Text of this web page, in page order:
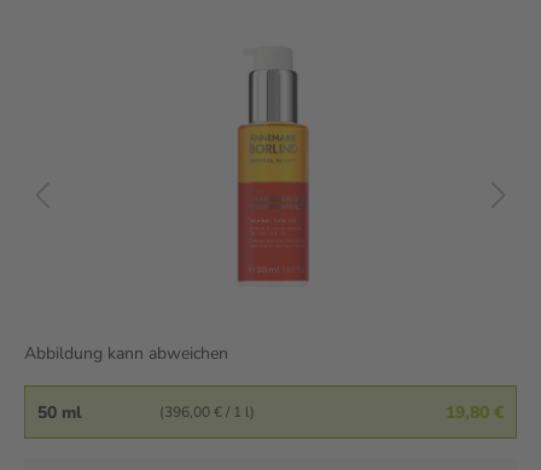
Abbildung kann abweichen
50 ml (396,00 € / 1 l) 19,80 €